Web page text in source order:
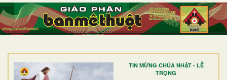
TIN MỪNG CHÚA NHẬT - LỄ
TRỌNG
TRANG NHẤT
GIỚI THIỆU
DÒNG TU